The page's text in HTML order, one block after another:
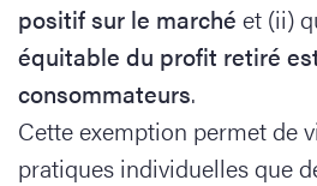
positif sur le marché et (ii)
équitable du profit retiré
consommateurs.
Cette exemption permet de
pratiques individuelles que